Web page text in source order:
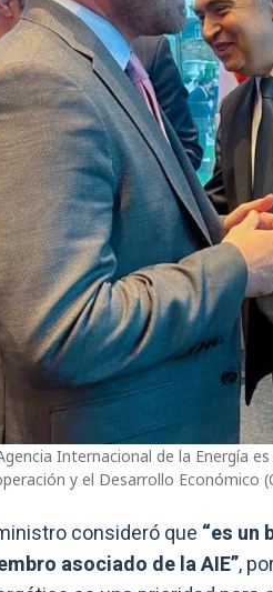
Internacional de la Energía
y el Desarrollo Económico
consideró que “es un
asociado de la AIE”,